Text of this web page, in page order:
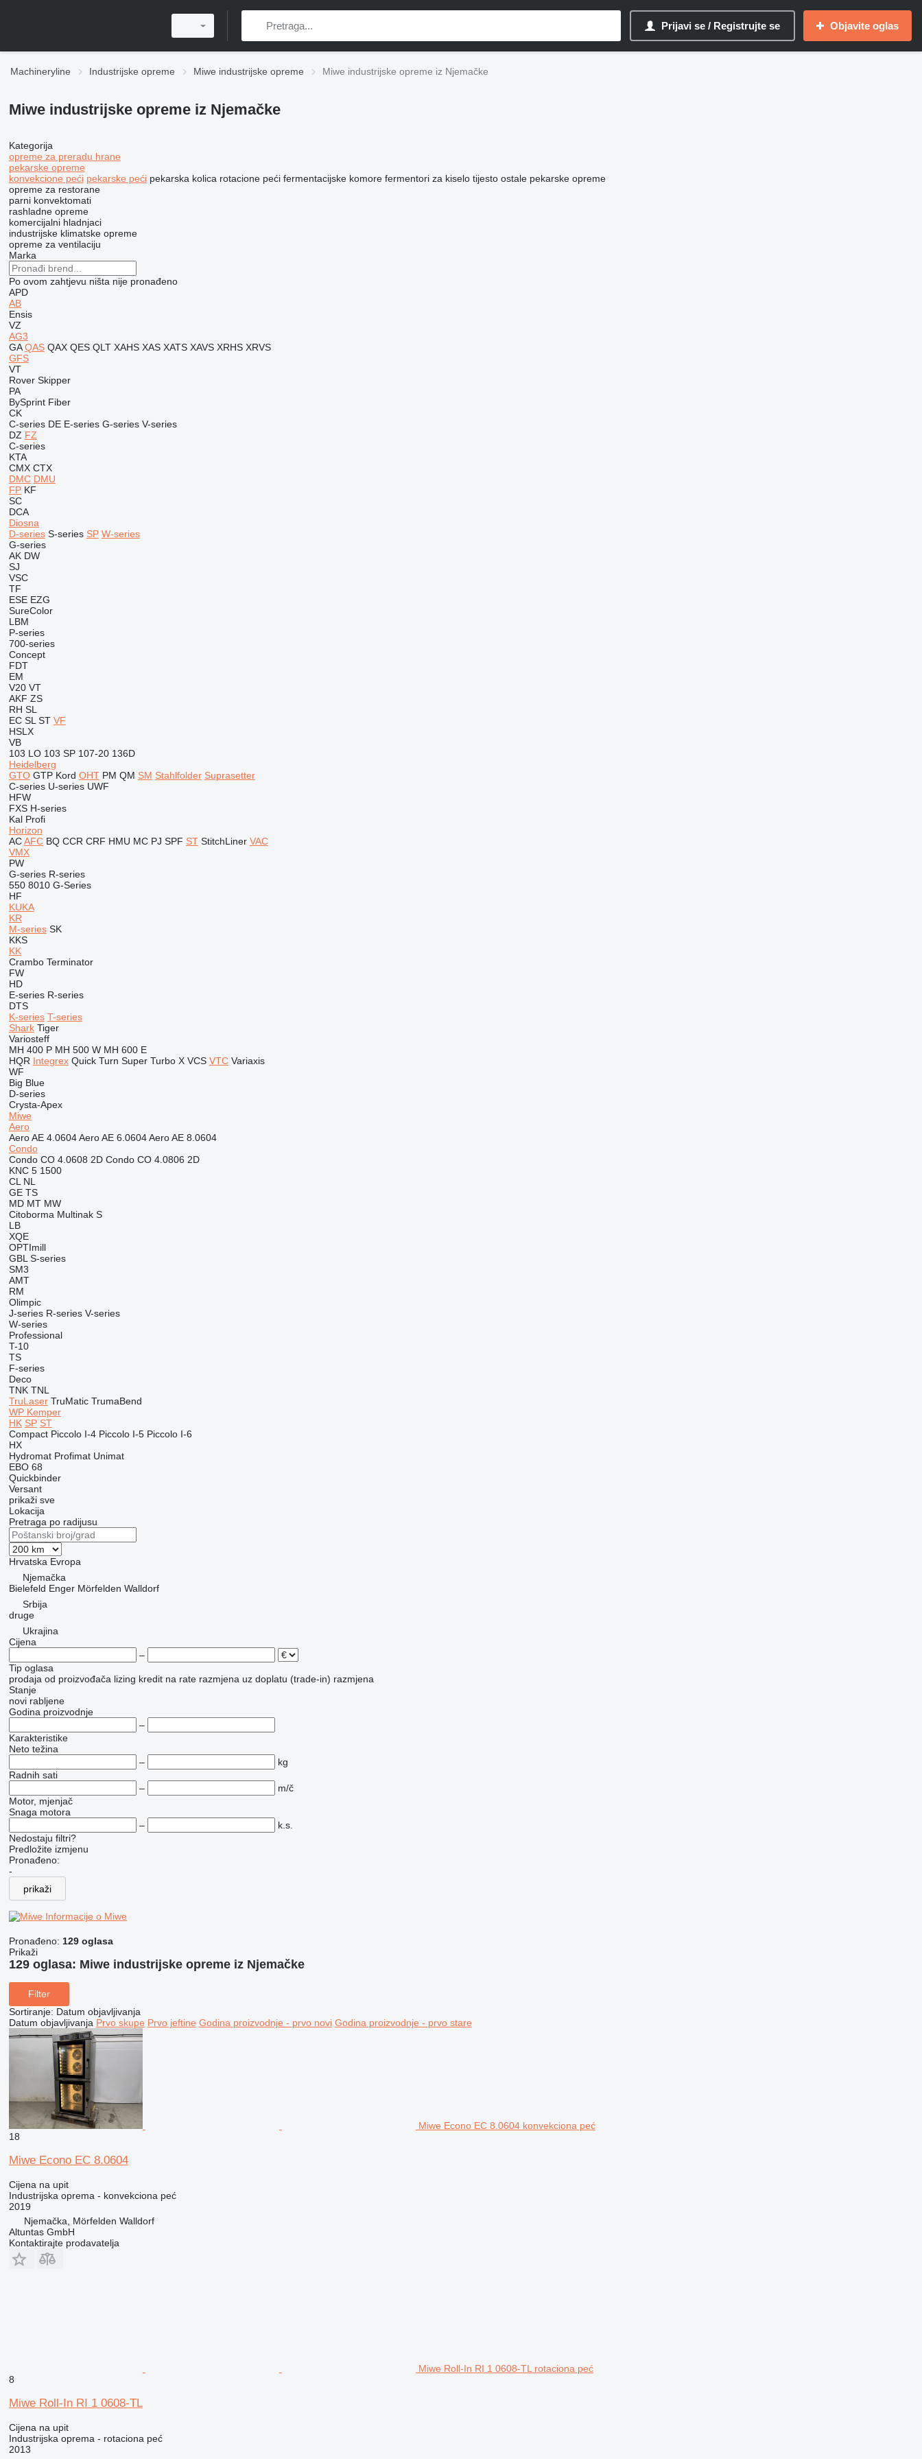
Prijavi se / Registrujte se Objavite oglas
Machineryline Industrijske opreme Miwe industrijske opreme Miwe industrijske opreme iz Njemačke
Miwe industrijske opreme iz Njemačke
Kategorija
opreme za preradu hrane
pekarske opreme
konvekcione peći pekarske peći pekarska kolica rotacione peći fermentacijske komore fermentori za kiselo tijesto ostale pekarske opreme
opreme za restorane
parni konvektomati
rashladne opreme
komercijalni hladnjaci
industrijske klimatske opreme
opreme za ventilaciju
Marka
Po ovom zahtjevu ništa nije pronađeno
APD
AB
Ensis
VZ
AG3
GA QAS QAX QES QLT XAHS XAS XATS XAVS XRHS XRVS
GFS
VT
Rover Skipper
PA
BySprint Fiber
CK
C-series DE E-series G-series V-series
DZ FZ
C-series
KTA
CMX CTX
DMC DMU
FP KF
SC
DCA
Diosna
D-series S-series SP W-series
G-series
AK DW
SJ
VSC
TF
ESE EZG
SureColor
LBM
P-series
700-series
Concept
FDT
EM
V20 VT
AKF ZS
RH SL
EC SL ST VF
HSLX
VB
103 LO 103 SP 107-20 136D
Heidelberg
GTO GTP Kord OHT PM QM SM Stahlfolder Suprasetter
C-series U-series UWF
HFW
FXS H-series
Kal Profi
Horizon
AC AFC BQ CCR CRF HMU MC PJ SPF ST StitchLiner VAC
VMX
PW
G-series R-series
550 8010 G-Series
HF
KUKA
KR
M-series SK
KKS
KK
Crambo Terminator
FW
HD
E-series R-series
DTS
K-series T-series
Shark Tiger
Variosteff
MH 400 P MH 500 W MH 600 E
HQR Integrex Quick Turn Super Turbo X VCS VTC Variaxis
WF
Big Blue
D-series
Crysta-Apex
Miwe
Aero
Aero AE 4.0604 Aero AE 6.0604 Aero AE 8.0604
Condo
Condo CO 4.0608 2D Condo CO 4.0806 2D
KNC 5 1500
CL NL
GE TS
MD MT MW
Citoborma Multinak S
LB
XQE
OPTImill
GBL S-series
SM3
AMT
RM
Olimpic
J-series R-series V-series
W-series
Professional
T-10
TS
F-series
Deco
TNK TNL
TruLaser TruMatic TrumaBend
WP Kemper
HK SP ST
Compact Piccolo I-4 Piccolo I-5 Piccolo I-6
HX
Hydromat Profimat Unimat
EBO 68
Quickbinder
Versant
prikaži sve
Lokacija
Pretraga po radijusu
Hrvatska Evropa
Njemačka
Bielefeld Enger Mörfelden Walldorf
Srbija
druge
Ukrajina
Cijena
–
Tip oglasa
prodaja od proizvođača lizing kredit na rate razmjena uz doplatu (trade-in) razmjena
Stanje
novi rabljene
Godina proizvodnje
–
Karakteristike
Neto težina
–
kg
Radnih sati
–
m/č
Motor, mjenjač
Snaga motora
–
k.s.
Nedostaju filtri?
Predložite izmjenu
Pronađeno:
-
prikaži
Informacije o Miwe
Pronađeno: 129 oglasa
Prikaži
129 oglasa: Miwe industrijske opreme iz Njemačke
Filter
Sortiranje: Datum objavljivanja
Datum objavljivanja Prvo skupe Prvo jeftine Godina proizvodnje - prvo novi Godina proizvodnje - prvo stare
Miwe Econo EC 8.0604 konvekciona peć
18
Miwe Econo EC 8.0604
Cijena na upit
Industrijska oprema - konvekciona peć
2019
Njemačka, Mörfelden Walldorf
Altuntas GmbH
Kontaktirajte prodavatelja
Miwe Roll-In RI 1 0608-TL rotaciona peć
8
Miwe Roll-In RI 1 0608-TL
Cijena na upit
Industrijska oprema - rotaciona peć
2013